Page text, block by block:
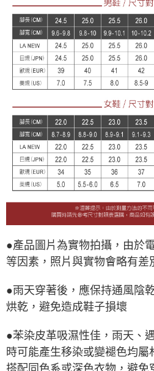
●產品圖片為實物拍攝，由於
等因素，照片與實物會略有差
●雨天穿著後，應保持通風陰
烘乾，避免造成鞋子損壞
●苯染皮革吸濕性佳，雨天、
時可能產生移染或變褪色均屬